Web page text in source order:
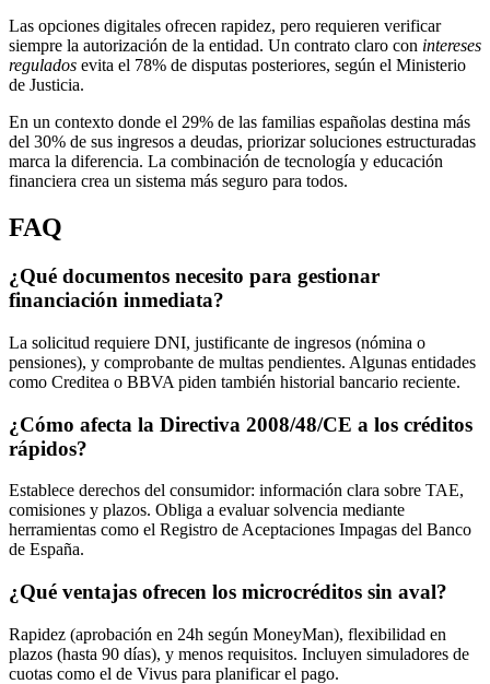
Las opciones digitales ofrecen rapidez, pero requieren verificar
siempre la autorización de la entidad. Un contrato claro con intereses
regulados evita el 78% de disputas posteriores, según el Ministerio
de Justicia.
En un contexto donde el 29% de las familias españolas destina más
del 30% de sus ingresos a deudas, priorizar soluciones estructuradas
marca la diferencia. La combinación de tecnología y educación
financiera crea un sistema más seguro para todos.
FAQ
¿Qué documentos necesito para gestionar
financiación inmediata?
La solicitud requiere DNI, justificante de ingresos (nómina o
pensiones), y comprobante de multas pendientes. Algunas entidades
como Creditea o BBVA piden también historial bancario reciente.
¿Cómo afecta la Directiva 2008/48/CE a los créditos
rápidos?
Establece derechos del consumidor: información clara sobre TAE,
comisiones y plazos. Obliga a evaluar solvencia mediante
herramientas como el Registro de Aceptaciones Impagas del Banco
de España.
¿Qué ventajas ofrecen los microcréditos sin aval?
Rapidez (aprobación en 24h según MoneyMan), flexibilidad en
plazos (hasta 90 días), y menos requisitos. Incluyen simuladores de
cuotas como el de Vivus para planificar el pago.